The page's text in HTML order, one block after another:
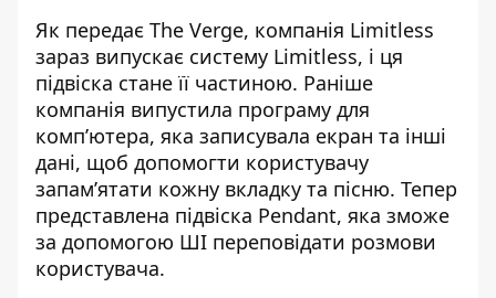
Як передає The Verge, компанія Limitless
зараз випускає систему Limitless, і ця
підвіска стане її частиною. Раніше
компанія випустила програму для
комп’ютера, яка записувала екран та інші
дані, щоб допомогти користувачу
запам’ятати кожну вкладку та пісню. Тепер
представлена підвіска Pendant, яка зможе
за допомогою ШІ переповідати розмови
користувача.